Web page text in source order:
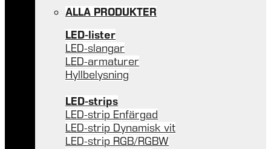
ALLA PRODUKTER
LED-lister
LED-slangar
LED-armaturer
Hyllbelysning
LED-strips
LED-strip Enfärgad
LED-strip Dynamisk vit
LED-strip RGB/RGBW